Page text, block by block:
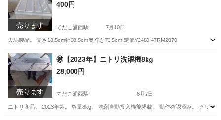
売ります
400円
てだこ浦西駅 7月10日
天馬製品。 高さ18.5cm幅38.5cm奥行き73.5cm 定価¥2480 47RM2070
沖縄 うるま市 てだこ浦西駅 収納家具
売ります
🉐【2023年】ニトリ洗濯機8kg
28,000円
てだこ浦西駅 8月2日
ニトリ商品。 2023年製。 容量8kg。 洗剤自動投入機能搭載。 動作確認済み。 クリー